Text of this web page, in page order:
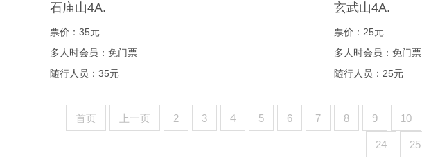
石庙山4A.
票价：35元
多人时会员：免门票
随行人员：35元
玄武山4A.
票价：25元
多人时会员：免门票
随行人员：25元
首页 上一页 2 3 4 5 6 7 8 9 10
24 25